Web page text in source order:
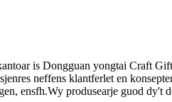
is Dongguan yongtai Craft
neffens klantferlet en
ensfh.Wy produsearje guod dy't